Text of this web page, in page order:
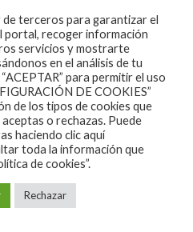
(2022)
disco de la banda de rock
porque estos chicos
No hay mucha
terceros para garantizar el
recoger información
servicios y mostrarte
en el análisis de tu
para permitir el uso
DE COOKIES”
de los tipos de cookies que
o rechazas. Puede
haciendo clic aquí
toda la información que
de cookies”.
Rechazar